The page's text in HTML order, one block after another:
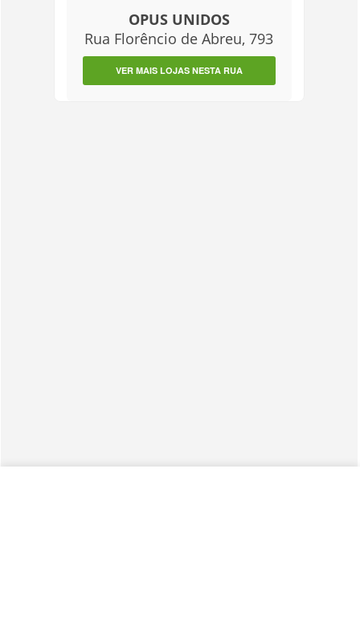
OPUS UNIDOS
Rua Florêncio de Abreu, 793
VER MAIS LOJAS NESTA RUA